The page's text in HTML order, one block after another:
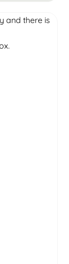
and there is